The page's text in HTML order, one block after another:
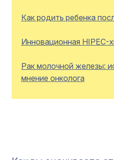
Как родить ребенка
Инновационная HIPEC-
Рак молочной железы:
мнение онколога